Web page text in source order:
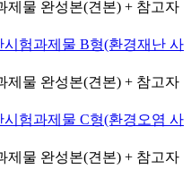
제물 완성본(견본) + 참고자
시험과제물 B형(환경재난 사
제물 완성본(견본) + 참고자
시험과제물 C형(환경오염 사
제물 완성본(견본) + 참고자